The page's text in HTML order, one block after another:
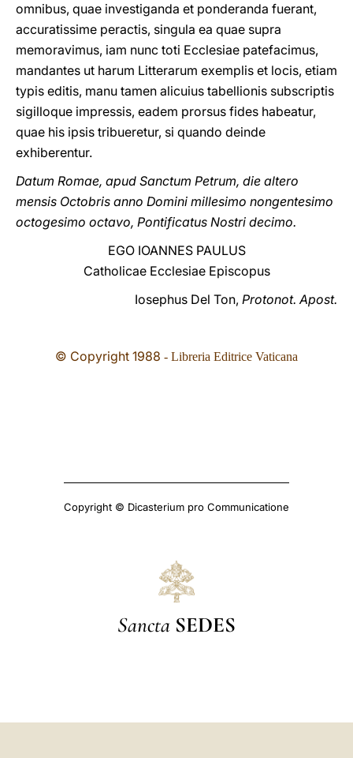
omnibus, quae investiganda et ponderanda fuerant,
accuratissime peractis, singula ea quae supra
memoravimus, iam nunc toti Ecclesiae patefacimus,
mandantes ut harum Litterarum exemplis et locis, etiam
typis editis, manu tamen alicuius tabellionis subscriptis
sigilloque impressis, eadem prorsus fides habeatur,
quae his ipsis tribueretur, si quando deinde
exhiberentur.
Datum Romae, apud Sanctum Petrum, die altero
mensis Octobris anno Domini millesimo nongentesimo
octogesimo octavo, Pontificatus Nostri decimo.
EGO IOANNES PAULUS
Catholicae Ecclesiae Episcopus
Iosephus Del Ton, Protonot. Apost.
© Copyright 1988 - Libreria Editrice Vaticana
Copyright © Dicasterium pro Communicatione
Sancta SEDES